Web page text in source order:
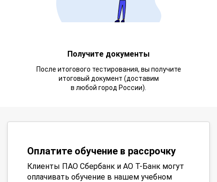
Получите документы
После итогового тестирования, вы получите
итоговый документ (доставим
в любой город России).
Оплатите обучение в рассрочку
Клиенты ПАО Сбербанк и АО Т-Банк могут
оплачивать обучение в нашем учебном